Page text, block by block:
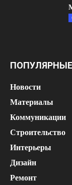
Новости
Материалы
Коммуникации
Строительство
Интерьеры
Дизайн
Ремонт